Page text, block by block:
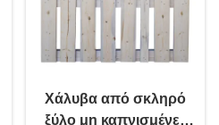
Χάλυβα από σκληρό
ξύλο μη καπνισμένες